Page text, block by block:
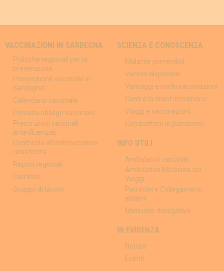
VACCINAZIONI IN SARDEGNA
Politiche regionali per la
prevenzione
Prevenzione vaccinale in
Sardegna
Calendario vaccinale
Percorsi obbligo vaccinale
Prescrizioni vaccinali
antinfluenzali
Contrasto all'antimicrobico
resistenza
Report regionali
Comitati
Gruppo di lavoro
SCIENZA E CONOSCENZA
Malattie prevenibili
Vaccini disponibili
Vantaggi e rischi vaccinazioni
Contro la disinformazione
Viaggi e vaccinazioni
Combattere le pandemie
INFO UTILI
Ambulatori vaccinali
Ambulatori Medicina dei
Viaggi
Patrocini e Collegamenti
esterni
Materiale divulgativo
IN EVIDENZA
Notizie
Eventi